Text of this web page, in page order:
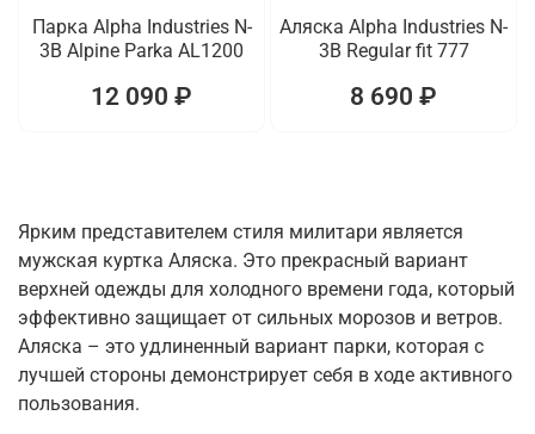
Парка Alpha Industries N-
3B Alpine Parka AL1200
12 090 ₽
Аляска Alpha Industries N-
3B Regular fit 777
8 690 ₽
Ярким представителем стиля милитари является
мужская куртка Аляска. Это прекрасный вариант
верхней одежды для холодного времени года, который
эффективно защищает от сильных морозов и ветров.
Аляска – это удлиненный вариант парки, которая с
лучшей стороны демонстрирует себя в ходе активного
пользования.